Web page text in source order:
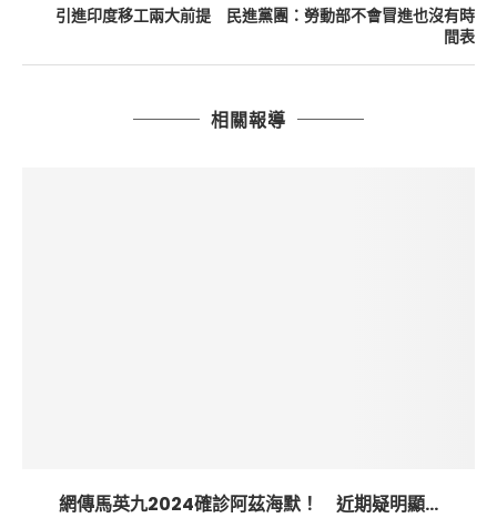
引進印度移工兩大前提 民進黨團：勞動部不會冒進也沒有時
間表
相關報導
網傳馬英九2024確診阿茲海默！ 近期疑明顯...